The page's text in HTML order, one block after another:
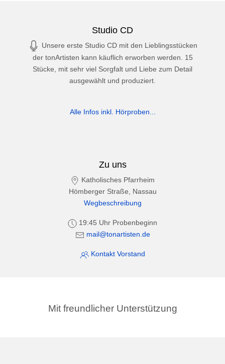
Studio CD
Unsere erste Studio CD mit den Lieblingsstücken
der tonArtisten kann käuflich erworben werden. 15
Stücke, mit sehr viel Sorgfalt und Liebe zum Detail
ausgewählt und produziert.
Alle Infos inkl. Hörproben...
Zu uns
Katholisches Pfarrheim
Hömberger Straße, Nassau
Wegbeschreibung
19:45 Uhr Probenbeginn
mail@tonartisten.de
Kontakt Vorstand
Mit freundlicher Unterstützung